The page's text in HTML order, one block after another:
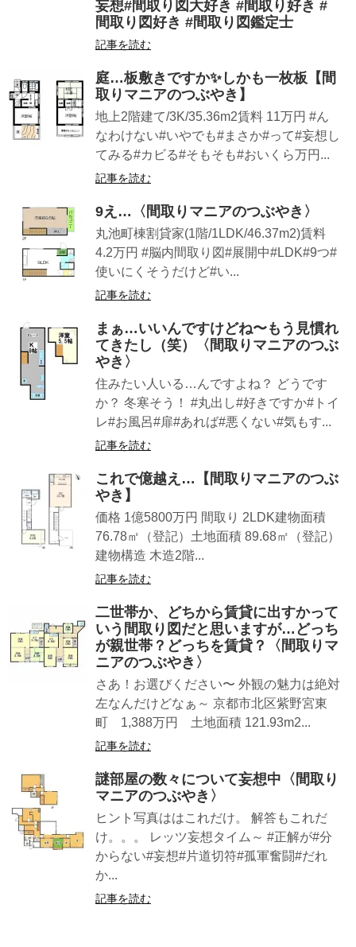
妄想#間取り図大好き #間取り好き #
間取り図好き #間取り図鑑定士
記事を読む
庭…板敷きですか︎✨しかも一枚板【間
取りマニアのつぶやき】
地上2階建て/3K/35.36m2賃料 11万円 #ん
なわけない#いやでも#まさか#って#妄想し
てみる#カビる#そもそも#おいくら万円...
記事を読む
9え…〈間取りマニアのつぶやき〉
丸池町棟割貸家(1階/1LDK/46.37m2)賃料
4.2万円 #脳内間取り図#展開中#LDK#9つ#
使いにくそうだけど#い...
記事を読む
まぁ…いいんですけどね〜もう見慣れ
てきたし（笑）〈間取りマニアのつぶ
やき〉
住みたい人いる…んですよね？ どうです
か？ 冬寒そう！ #丸出し#好きですか#トイ
レ#お風呂#扉#あれば#悪くない#気もす...
記事を読む
これで億越え…【間取りマニアのつぶ
やき】
価格 1億5800万円 間取り 2LDK建物面積
76.78㎡（登記）土地面積 89.68㎡（登記）
建物構造 木造2階...
記事を読む
二世帯か、どちから賃貸に出すかって
いう間取り図だと思いますが…どっち
が親世帯？どっちを賃貸？〈間取りマ
ニアのつぶやき〉
さあ！お選びください〜 外観の魅力は絶対
左なんだけどなぁ～ 京都市北区紫野宮東
町 1,388万円 土地面積 121.93m2...
記事を読む
謎部屋の数々について妄想中〈間取り
マニアのつぶやき〉
ヒント写真ははこれだけ。 解答もこれだ
け。。。 レッツ妄想タイム～ #正解が#分
からない#妄想#片道切符#孤軍奮闘#だれ
か...
記事を読む